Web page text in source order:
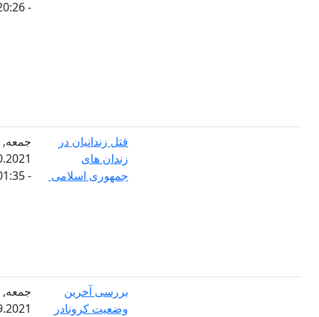
قتل زندانیان در
زندان های
جمهوری اسلامی
جمعه,
01.10.2021
- 01:35
بررسی آخرین
وضعیت کرونادر
03.09.2021